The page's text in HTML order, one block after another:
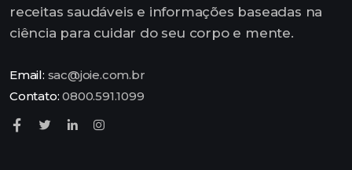
receitas saudáveis e informações baseadas na
ciência para cuidar do seu corpo e mente.
Email: sac@joie.com.br
Contato:0800.591.1099